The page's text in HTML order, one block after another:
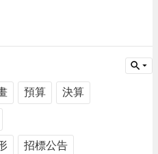
預算 決算
招標公告